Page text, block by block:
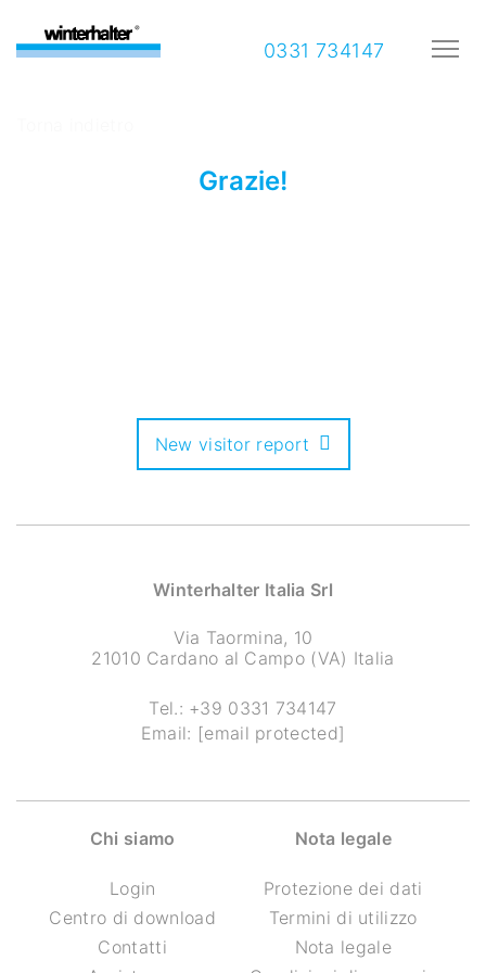
0331 734147
Grazie!
New visitor report
Winterhalter Italia Srl
Via Taormina, 10
21010 Cardano al Campo (VA) Italia
Tel.: +39 0331 734147
Email: [email protected]
Chi siamo
Login
Centro di download
Contatti
Nota legale
Protezione dei dati
Termini di utilizzo
Nota legale